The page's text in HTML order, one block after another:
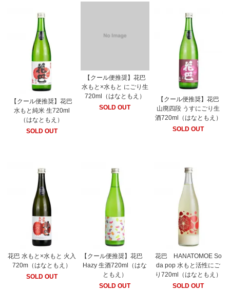
【クール便推奨】花巴
水もと純米 生720ml
（はなともえ）
SOLD OUT
【クール便推奨】花巴
水もと×水もと にごり生
720ml（はなともえ）
SOLD OUT
【クール便推奨】花巴
山廃四段 うすにごり生
酒720ml（はなともえ）
SOLD OUT
花巴 水もと×水もと 火入
720m（はなともえ）
SOLD OUT
【クール便推奨】花巴
Hazy 生酒720ml（はな
ともえ）
SOLD OUT
花巴 HANATOMOE So
da pop 水もと活性にご
り720ml（はなともえ）
SOLD OUT